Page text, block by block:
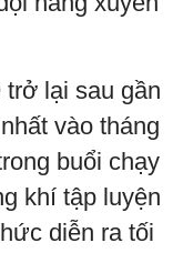
lại sau gần
vào tháng
buổi chạy
khí tập luyện
diễn ra tối